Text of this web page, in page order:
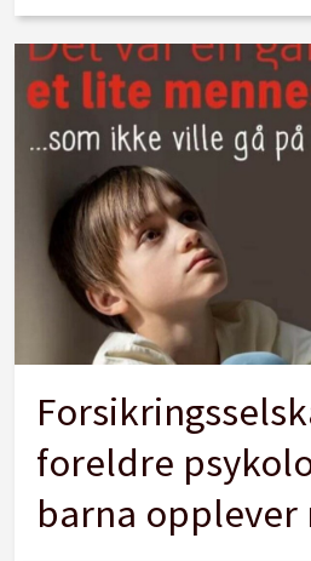
foreldre
barna